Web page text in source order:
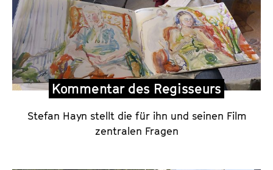
e
r
v
i
e
w
Kommentar des Regisseurs
Stefan Hayn stellt die für ihn und seinen Film
zentralen Fragen